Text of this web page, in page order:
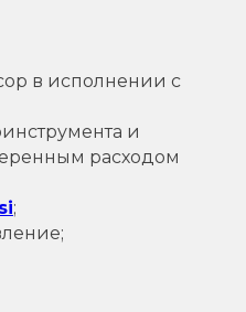
в исполнении с
и
расходом
;